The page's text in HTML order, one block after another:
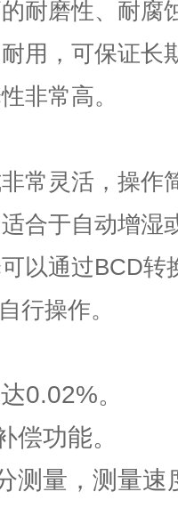
耐磨性、耐腐
用，可保证长
非常高。
常灵活，操作
合于自动增湿
以通过BCD转
行操作。
0.02%。
功能。
量，测量速